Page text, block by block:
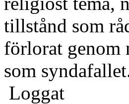
tillstånd som
förlorat genom
som
Loggat